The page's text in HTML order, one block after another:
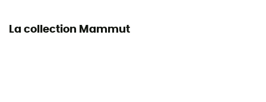
La collection Mammut